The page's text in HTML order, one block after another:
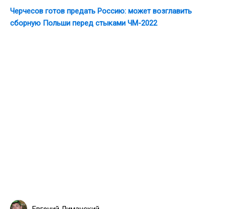
Черчесов готов предать Россию: может возглавить
сборную Польши перед стыками ЧМ-2022